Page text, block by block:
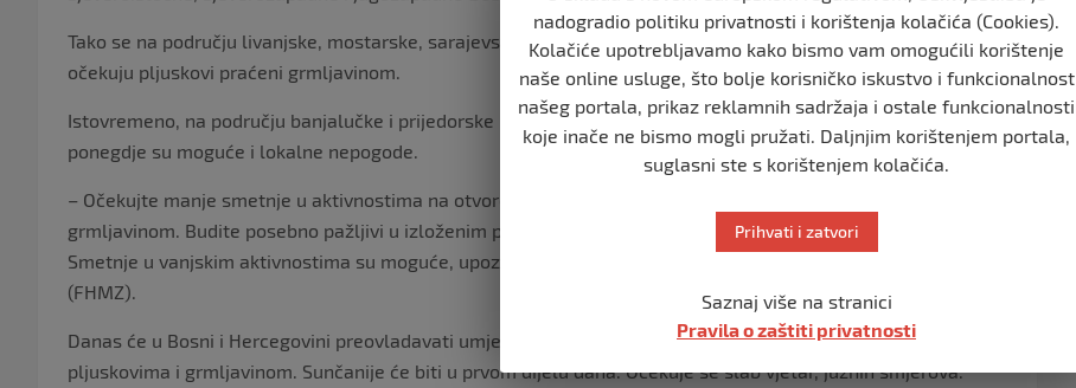
Tako se na području livanjske, mostarske, sarajevske, tuzlanske, fočanske, trebinjske te višegradske regije
očekuju pljuskovi praćeni grmljavinom.
Istovremeno, na području banjalučke i prijedorske regije očekuju se lokalno jači pljuskovi sa grmljavinom, a
ponegdje su moguće i lokalne nepogode.
– Očekujte manje smetnje u aktivnostima na otvorenom. Budite svjesni da se mogu pojaviti oluje sa
grmljavinom. Budite posebno pažljivi u izloženim područjima, kao što su planine, šume i otvoreni tereni.
Smetnje u vanjskim aktivnostima su moguće, upozoravaju iz Federalnog hidrometeorološkog zavoda BiH
(FHMZ).
Danas će u Bosni i Hercegovini preovladavati umjereno do pretežno oblačno i nestabilno vrijeme sa
pljuskovima i grmljavinom. Sunčanije će biti u prvom dijelu dana. Očekuje se slab vjetar, južnih smjerova.
nadogradio politiku privatnosti i korištenja kolačića (Cookies).
Kolačiće upotrebljavamo kako bismo vam omogućili korištenje
naše online usluge, što bolje korisničko iskustvo i funkcionalnost
našeg portala, prikaz reklamnih sadržaja i ostale funkcionalnosti
koje inače ne bismo mogli pružati. Daljnjim korištenjem portala,
suglasni ste s korištenjem kolačića.
Prihvati i zatvori
Saznaj više na stranici
Pravila o zaštiti privatnosti